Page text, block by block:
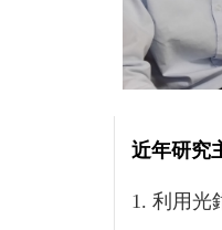
近年研究
1. 利用光